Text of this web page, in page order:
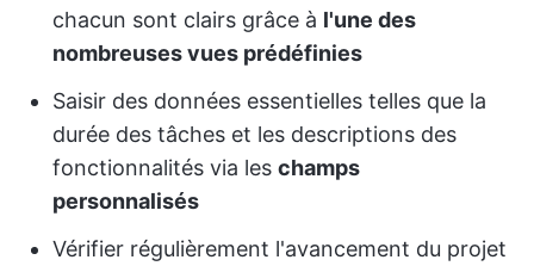
chacun sont clairs grâce à l'une des
nombreuses vues prédéfinies
Saisir des données essentielles telles que la
durée des tâches et les descriptions des
fonctionnalités via les champs
personnalisés
Vérifier régulièrement l'avancement du projet